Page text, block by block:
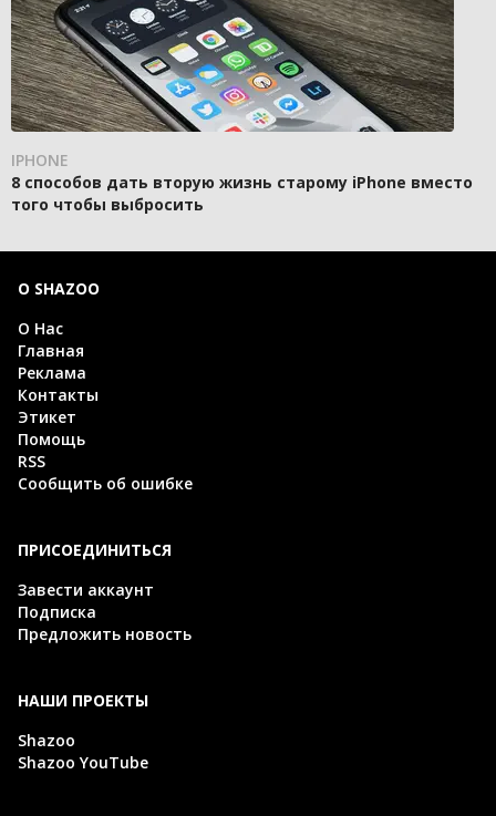
IPHONE
8 способов дать вторую жизнь старому iPhone вместо
того чтобы выбросить
О SHAZOO
О Нас
Главная
Реклама
Контакты
Этикет
Помощь
RSS
Сообщить об ошибке
ПРИСОЕДИНИТЬСЯ
Завести аккаунт
Подписка
Предложить новость
НАШИ ПРОЕКТЫ
Shazoo
Shazoo YouTube